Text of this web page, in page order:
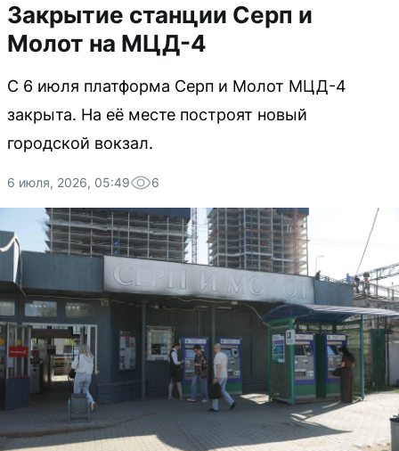
Закрытие станции Серп и
Молот на МЦД-4
С 6 июля платформа Серп и Молот МЦД-4
закрыта. На её месте построят новый
городской вокзал.
6 июля, 2026, 05:49 6